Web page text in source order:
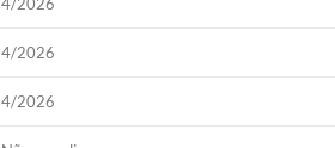
4/2026
4/2026